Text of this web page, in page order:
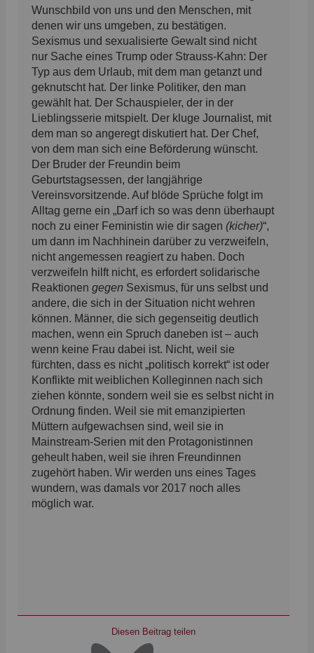
Wunschbild von uns und den Menschen, mit
denen wir uns umgeben, zu bestätigen.
Sexismus und sexualisierte Gewalt sind nicht
nur Sache eines Trump oder Strauss-Kahn: Der
Typ aus dem Urlaub, mit dem man getanzt und
geknutscht hat. Der linke Politiker, den man
gewählt hat. Der Schauspieler, der in der
Lieblingsserie mitspielt. Der kluge Journalist, mit
dem man so angeregt diskutiert hat. Der Chef,
von dem man sich eine Beförderung wünscht.
Der Bruder der Freundin beim
Geburtstagsessen, der langjährige
Vereinsvorsitzende. Auf blöde Sprüche folgt im
Alltag gerne ein „Darf ich so was denn überhaupt
noch zu einer Feministin wie dir sagen(kicher)“,
um dann im Nachhinein darüber zu verzweifeln,
nicht angemessen reagiert zu haben. Doch
verzweifeln hilft nicht, es erfordert solidarische
Reaktionengegen Sexismus, für uns selbst und
andere, die sich in der Situation nicht wehren
können. Männer, die sich gegenseitig deutlich
machen, wenn ein Spruch daneben ist – auch
wenn keine Frau dabei ist. Nicht, weil sie
fürchten, dass es nicht „politisch korrekt“ ist oder
Konflikte mit weiblichen Kolleginnen nach sich
ziehen könnte, sondern weil sie es selbst nicht in
Ordnung finden. Weil sie mit emanzipierten
Müttern aufgewachsen sind, weil sie in
Mainstream-Serien mit den Protagonistinnen
geheult haben, weil sie ihren Freundinnen
zugehört haben. Wir werden uns eines Tages
wundern, was damals vor 2017 noch alles
möglich war.
Diesen Beitrag teilen